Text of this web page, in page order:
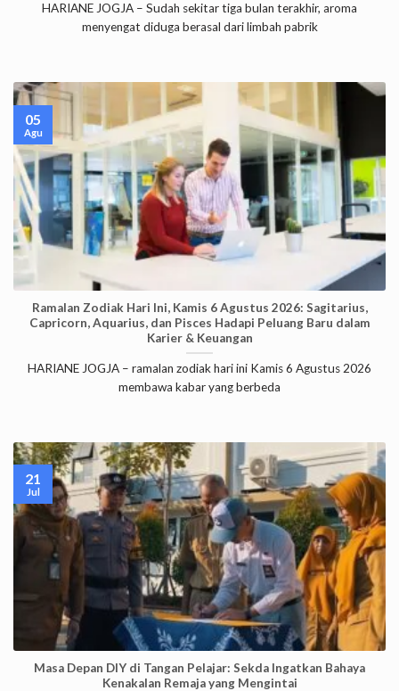
HARIANE JOGJA – Sudah sekitar tiga bulan terakhir, aroma
menyengat diduga berasal dari limbah pabrik
Ramalan Zodiak Hari Ini, Kamis 6 Agustus 2026: Sagitarius,
Capricorn, Aquarius, dan Pisces Hadapi Peluang Baru dalam
Karier & Keuangan
HARIANE JOGJA – ramalan zodiak hari ini Kamis 6 Agustus 2026
membawa kabar yang berbeda
05
Agu
Masa Depan DIY di Tangan Pelajar: Sekda Ingatkan Bahaya
Kenakalan Remaja yang Mengintai
21
Jul